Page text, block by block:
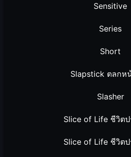
Sensitive
Series
Short
Slapstick ตลกห
Slasher
Slice of Life ชีวิต
Slice of Life ชีวิต